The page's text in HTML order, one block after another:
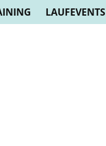
LAUFEVENTS